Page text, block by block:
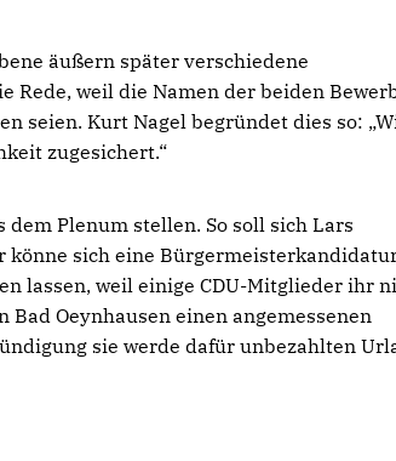
äußern später verschiedene
weil die Namen der beiden
seien. Kurt Nagel begründet dies so:
zugesichert.“
Plenum stellen. So soll sich Lars
könne sich eine
lassen, weil einige CDU-Mitglieder ihr
Oeynhausen einen angemessenen
sie werde dafür unbezahlten